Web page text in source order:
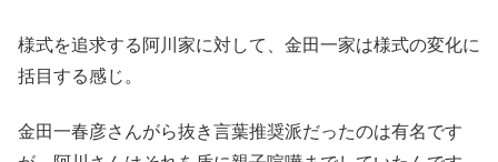
様式を追求する阿川家に対して、金田一家は様式の変化に
括目する感じ。
金田一春彦さんがら抜き言葉推奨派だったのは有名です